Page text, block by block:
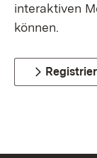
interaktiven
können.